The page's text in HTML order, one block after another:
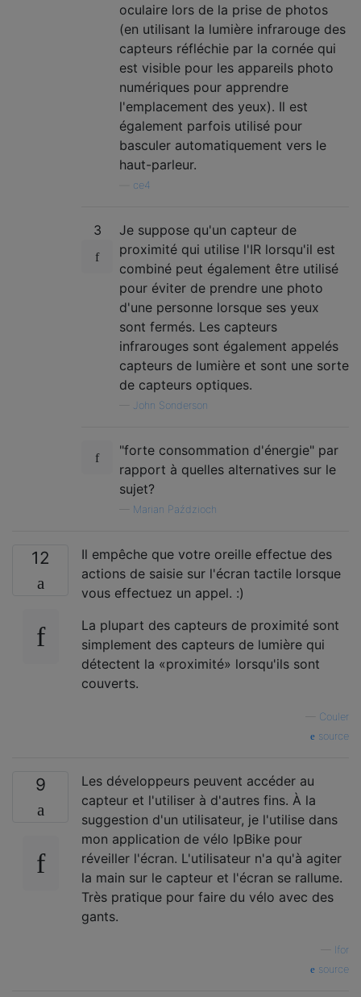
oculaire lors de la prise de photos
(en utilisant la lumière infrarouge des
capteurs réfléchie par la cornée qui
est visible pour les appareils photo
numériques pour apprendre
l'emplacement des yeux). Il est
également parfois utilisé pour
basculer automatiquement vers le
haut-parleur.
ce4
3
Je suppose qu'un capteur de
proximité qui utilise l'IR lorsqu'il est
combiné peut également être utilisé
pour éviter de prendre une photo
d'une personne lorsque ses yeux
sont fermés. Les capteurs
infrarouges sont également appelés
capteurs de lumière et sont une sorte
de capteurs optiques.
John Sonderson
"forte consommation d'énergie" par
rapport à quelles alternatives sur le
sujet?
Marian Paździoch
12
Il empêche que votre oreille effectue des
actions de saisie sur l'écran tactile lorsque
vous effectuez un appel. :)
La plupart des capteurs de proximité sont
simplement des capteurs de lumière qui
détectent la «proximité» lorsqu'ils sont
couverts.
Couler
source
9
Les développeurs peuvent accéder au
capteur et l'utiliser à d'autres fins. À la
suggestion d'un utilisateur, je l'utilise dans
mon application de vélo IpBike pour
réveiller l'écran. L'utilisateur n'a qu'à agiter
la main sur le capteur et l'écran se rallume.
Très pratique pour faire du vélo avec des
gants.
Ifor
source